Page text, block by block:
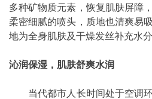
多种矿物质元素，恢复肌肤屏障
柔密细腻的喷头，质地也清爽易
地为全身肌肤及干燥发丝补充水分
沁润保湿，肌肤舒爽水润
当代都市人长时间处于空调环